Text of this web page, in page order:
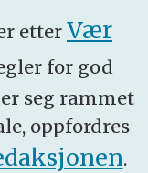
etter Vær
for god
seg rammet
oppfordres
.